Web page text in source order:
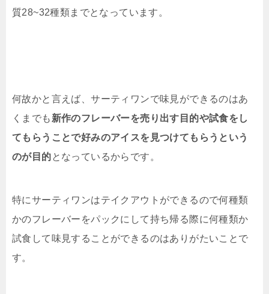
質28~32種類までとなっています。
何故かと言えば、サーティワンで味見ができるのはあ
くまでも 新作のフレーバーを売り出す目的や試食をし
てもらうことで好みのアイスを見つけてもらうという
のが目的となっているからです。
特にサーティワンはテイクアウトができるので何種類
かのフレーバーをパックにして持ち帰る際に何種類か
試食して味見することができるのはありがたいことで
す。